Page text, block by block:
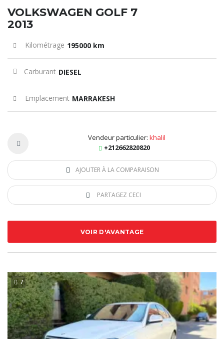
VOLKSWAGEN GOLF 7
2013
Kilométrage 195000 km
Carburant DIESEL
Emplacement MARRAKESH
Vendeur particulier: khalil
+212662820820
AJOUTER À LA COMPARAISON
PARTAGEZ CECI
VOIR D'AVANTAGE
7